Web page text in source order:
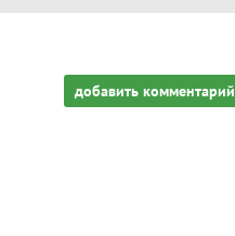
добавить комментарий